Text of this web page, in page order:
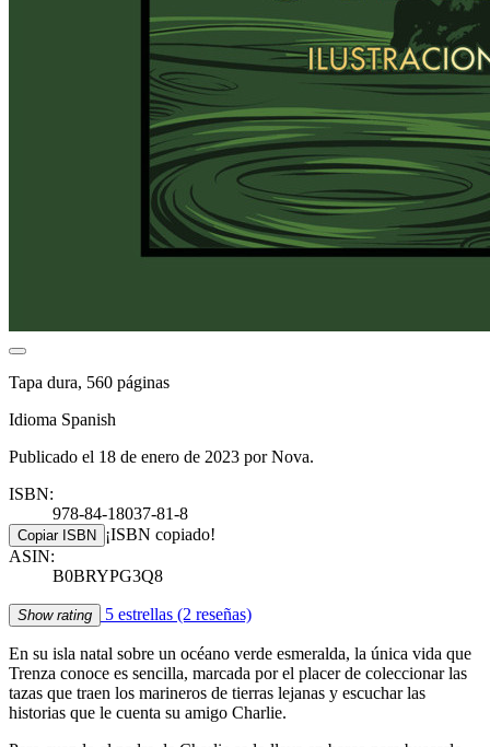
Tapa dura, 560 páginas
Idioma Spanish
Publicado el 18 de enero de 2023 por Nova.
ISBN:
978-84-18037-81-8
Copiar ISBN ¡ISBN copiado!
ASIN:
B0BRYPG3Q8
Show rating 5 estrellas (2 reseñas)
En su isla natal sobre un océano verde esmeralda, la única vida que
Trenza conoce es sencilla, marcada por el placer de coleccionar las
tazas que traen los marineros de tierras lejanas y escuchar las
historias que le cuenta su amigo Charlie.